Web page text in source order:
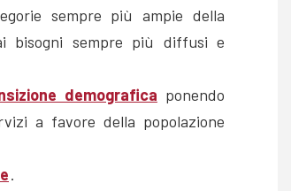
sempre più ampie della
bisogni sempre più diffusi e
demografica ponendo
a favore della popolazione
.